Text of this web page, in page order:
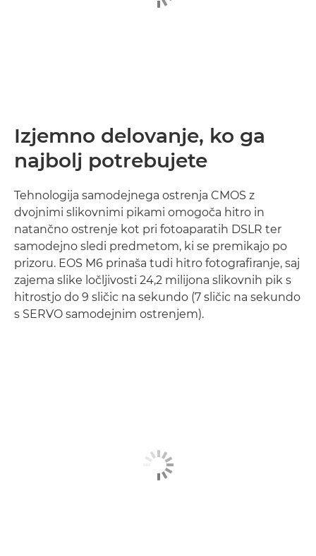
Izjemno delovanje, ko ga
najbolj potrebujete
Tehnologija samodejnega ostrenja CMOS z
dvojnimi slikovnimi pikami omogoča hitro in
natančno ostrenje kot pri fotoaparatih DSLR ter
samodejno sledi predmetom, ki se premikajo po
prizoru. EOS M6 prinaša tudi hitro fotografiranje, saj
zajema slike ločljivosti 24,2 milijona slikovnih pik s
hitrostjo do 9 sličic na sekundo (7 sličic na sekundo
s SERVO samodejnim ostrenjem).